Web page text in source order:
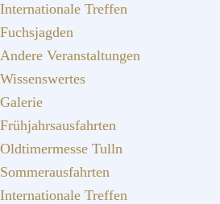
Internationale Treffen
Fuchsjagden
Andere Veranstaltungen
Wissenswertes
Galerie
Frühjahrsausfahrten
Oldtimermesse Tulln
Sommerausfahrten
Internationale Treffen